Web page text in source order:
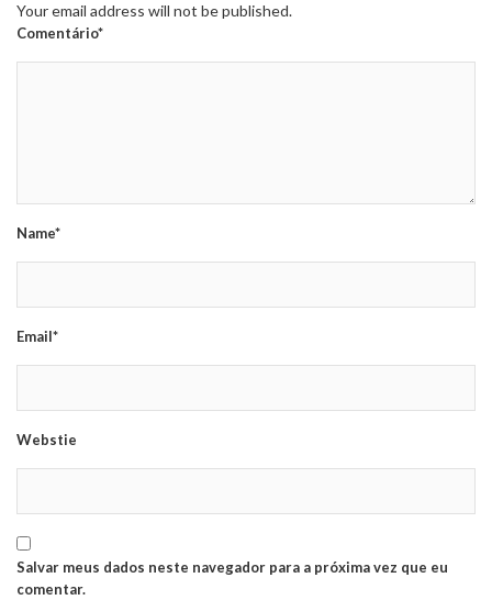
Your email address will not be published.
Comentário*
Name*
Email*
Webstie
Salvar meus dados neste navegador para a próxima vez que eu
comentar.